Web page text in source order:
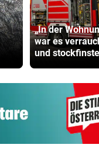
„In der
war es
und